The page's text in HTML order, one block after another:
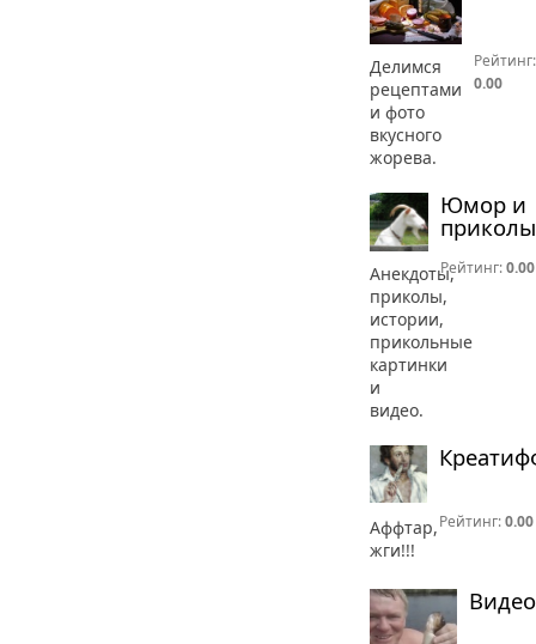
Делимся
рецептами
и фото
вкусного
жорева.
Рейтинг:
0.00
Юмор и
приколы
Анекдоты,
приколы,
истории,
прикольные
картинки
и
видео.
Рейтинг:0.00
Аффтар,
жги!!!
Рейтинг:0.00
Видео